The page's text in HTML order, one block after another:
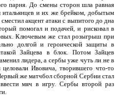
парня. До смены сторон шла равная
и их же брейком, добытым
акцент атаки с выпитого до дна
помогал и подачей, и рисковал в
Ключевым же стал розыгрыш при
долгой и героической защиты в
Зайцева в блок. Потом Зайцев
лидера, а сербы уже чуть ли не в
Ивовича, творившего что-то
же матчбол сборной Сербии стал
мяч в игру. Сербы второй раз